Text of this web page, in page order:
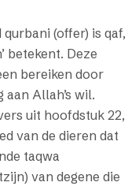
(offer) is qaf,
betekent. Deze
bereiken door
Allah’s wil.
uit hoofdstuk 22,
van de dieren dat
taqwa
van degene die